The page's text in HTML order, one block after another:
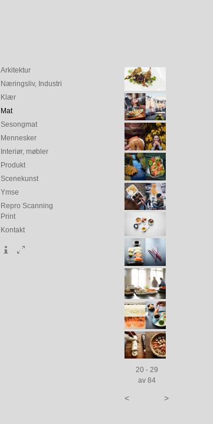
Arkitektur
Næringsliv, Industri
Klær
Mat
Sesongmat
Mennesker
Interiør, møbler
Produkt
Scenekunst
Ymse
Repro Scanning
Print
Kontakt
20 - 29
av 84
< >